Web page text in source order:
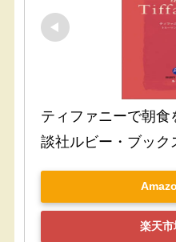
ティファニーで朝
談社ルビー・ブック
楽天市